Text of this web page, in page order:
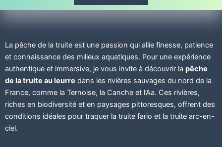
La pêche de la truite est une passion qui allie finesse, patience
et connaissance des milieux aquatiques. Pour une expérience
authentique et immersive, je vous invite à découvrir la pêche
de la truite au leurre dans les rivières sauvages du nord de la
France, comme la Ternoise, la Canche et l’Aa. Ces rivières,
riches en biodiversité et en paysages pittoresques, offrent des
conditions idéales pour traquer la truite fario et la truite arc-en-
ciel.